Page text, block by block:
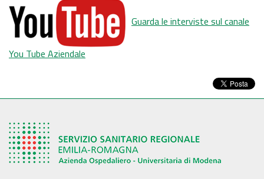
Guarda le interviste sul canale
You Tube Aziendale